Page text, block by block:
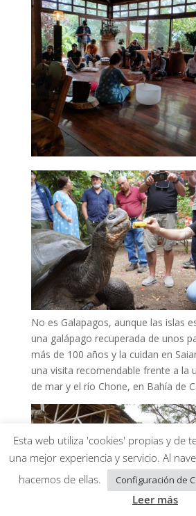
No es Galapagos, aunque las islas
una galápago recuperada de unos
más de 100 años y la cuidan en
una visita recomendable frente a la
de mar y el río Chone, en Bahía de
Esta web utiliza 'cookies' propias y de
una mejor experiencia y servicio. Al
hacemos de ellas.
Configuración de
Leer más